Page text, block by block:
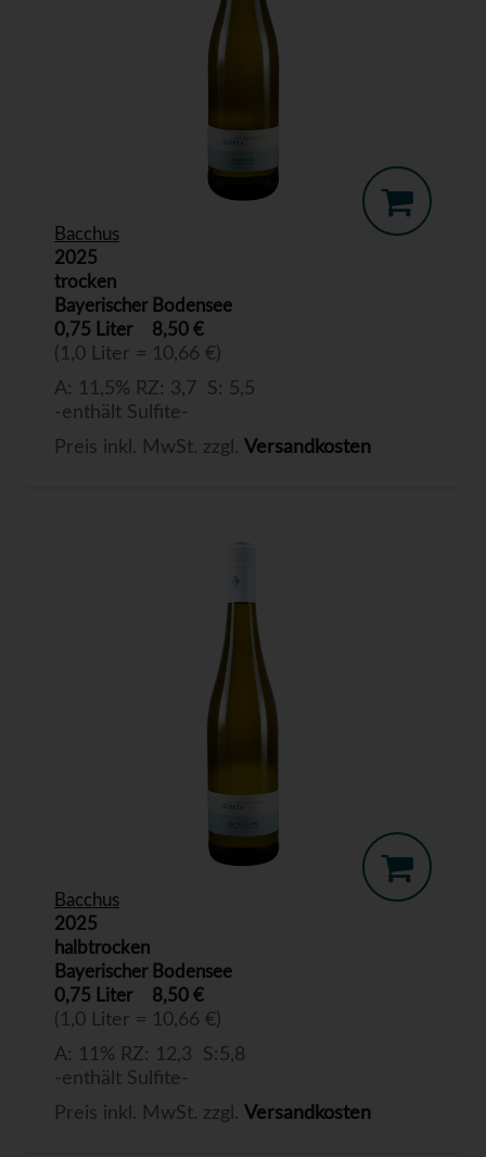
Bacchus
2025
trocken
Bayerischer Bodensee
0,75 Liter
8,50 €
(1,0 Liter = 10,66 €)
A: 11,5% RZ: 3,7 S: 5,5
-enthält Sulfite-
Preis inkl. MwSt. zzgl. Versandkosten
Bacchus
2025
halbtrocken
Bayerischer Bodensee
0,75 Liter
8,50 €
(1,0 Liter = 10,66 €)
A: 11% RZ: 12,3 S:5,8
-enthält Sulfite-
Preis inkl. MwSt. zzgl. Versandkosten